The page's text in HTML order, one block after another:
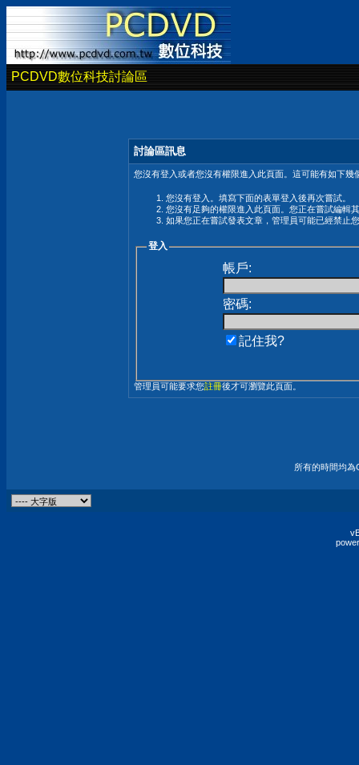
PCDVD數位科技討論區
討論區訊息
您沒有登入或者您沒有權限進入此頁面。這可能有如下幾
您沒有登入。填寫下面的表單登入後再次嘗試。
您沒有足夠的權限進入此頁面。您正在嘗試編輯
如果您正在嘗試發表文章，管理員可能已經禁止
登入
帳戶:
密碼:
記住我?
管理員可能要求您註冊後才可瀏覽此頁面。
所有的時間均為